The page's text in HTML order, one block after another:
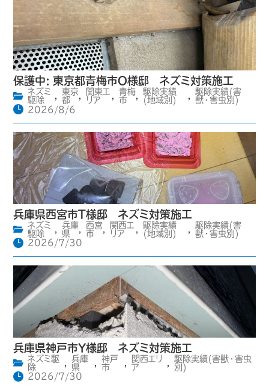
保護中: 東京都青梅市O様邸 ネズミ対策施工
ネズミ
駆除
,
東京
都
,
関東エ
リア
,
青梅
市
,
駆除実績
(地域別)
,
駆除実績(害
獣・害虫別)
2026/8/6
兵庫県西宮市T様邸 ネズミ対策施工
ネズミ
駆除
,
兵庫
県
,
西宮
市
,
関西エ
リア
,
駆除実績
(地域別)
,
駆除実績(害
獣・害虫別)
2026/7/30
兵庫県神戸市Y様邸 ネズミ対策施工
ネズミ駆
除
,
兵庫
県
,
神戸
市
,
関西エリ
ア
,
駆除実績(害獣・害虫
別)
2026/7/30